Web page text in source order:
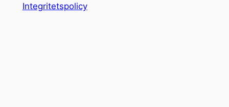
Integritetspolicy